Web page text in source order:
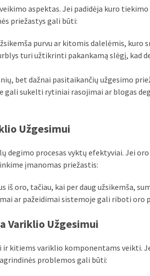
aspektas. Jei padidėja kuro
priežastys gali būti:
purvu ar kitomis dalelėmis, kuro
turi užtikrinti pakankamą slėgį, kad
bet dažnai pasitaikančių užgesimo
gali sukelti rytiniai rasojimai ar blogas
Užgesimui
degimo procesas vyktų efektyviai. Jei
įmanomas priežastis:
iš oro, tačiau, kai per daug užsikemša,
ar pažeidimai sistemoje gali riboti oro
Variklio Užgesimui
ir kitiems variklio komponentams veikti.
problemos gali būti: